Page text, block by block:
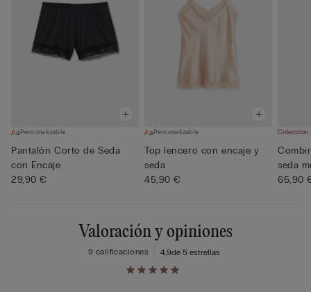
Personalizable
Pantalón Corto de Seda
con Encaje
29,90 €
Personalizable
Top lencero con encaje y
seda
45,90 €
Colección
seda
65,90
Valoración y opiniones
4,9de 5 estrellas
9 calificaciones